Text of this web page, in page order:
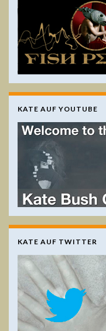
KATE AUF YOUTUBE
KATE AUF TWITTER